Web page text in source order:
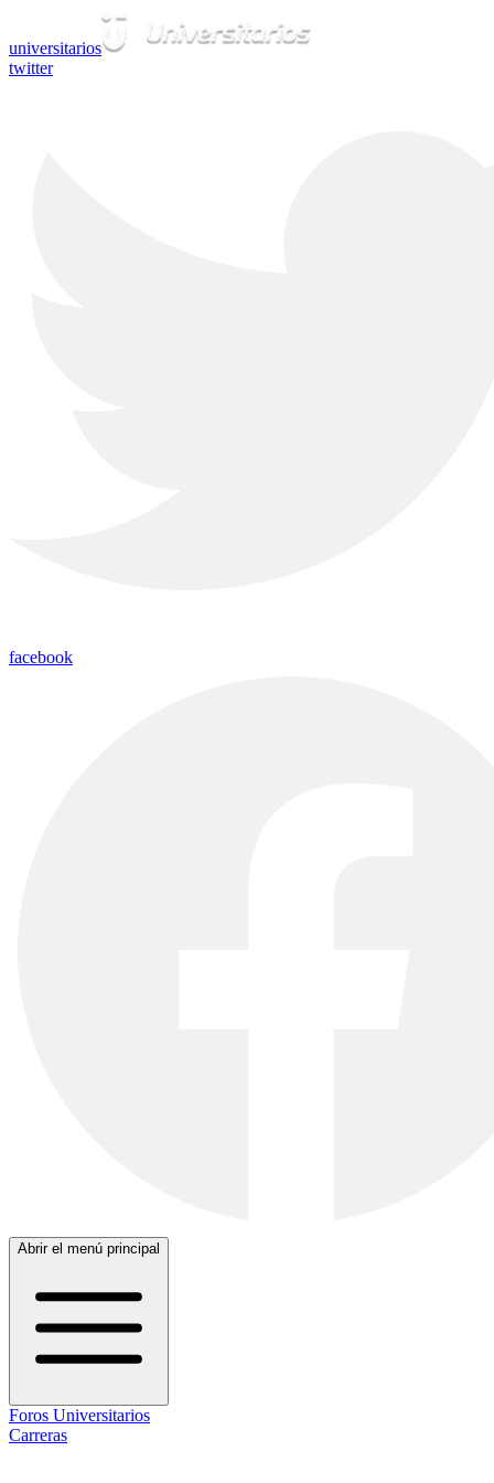
universitarios
twitter
facebook
Abrir el menú principal
Foros Universitarios
Carreras